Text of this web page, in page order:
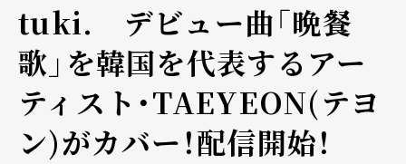
tuki. デビュー曲「晩餐
歌」を韓国を代表するアー
ティスト・TAEYEON(テヨ
ン)がカバー！配信開始！